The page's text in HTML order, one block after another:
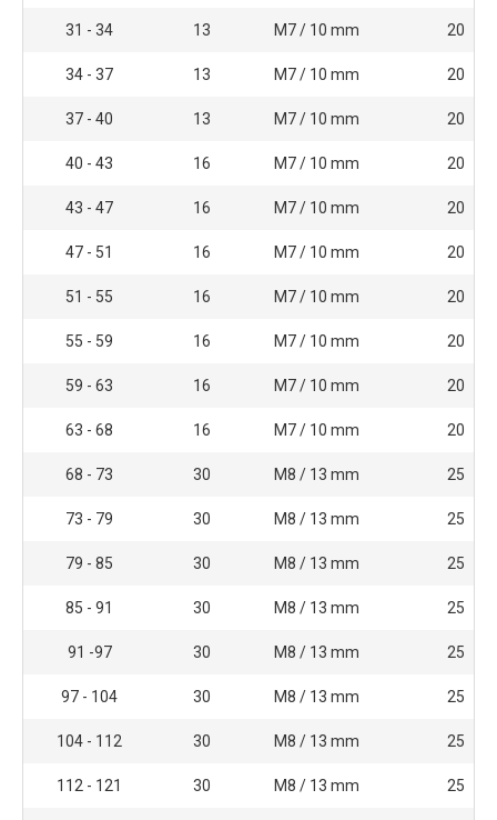
31 - 34 13 M7 / 10 mm 20
34 - 37 13 M7 / 10 mm 20
37 - 40 13 M7 / 10 mm 20
40 - 43 16 M7 / 10 mm 20
43 - 47 16 M7 / 10 mm 20
47 - 51 16 M7 / 10 mm 20
51 - 55 16 M7 / 10 mm 20
55 - 59 16 M7 / 10 mm 20
59 - 63 16 M7 / 10 mm 20
63 - 68 16 M7 / 10 mm 20
68 - 73 30 M8 / 13 mm 25
73 - 79 30 M8 / 13 mm 25
79 - 85 30 M8 / 13 mm 25
85 - 91 30 M8 / 13 mm 25
91 -97 30 M8 / 13 mm 25
97 - 104 30 M8 / 13 mm 25
104 - 112 30 M8 / 13 mm 25
112 - 121 30 M8 / 13 mm 25